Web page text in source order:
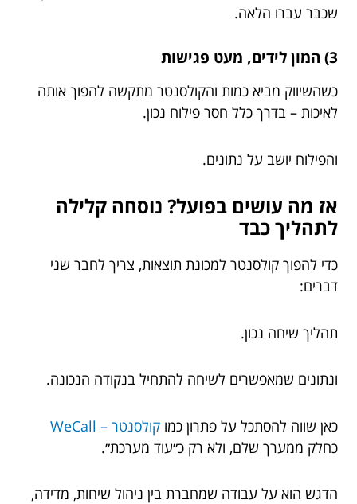
שכבר עברו הלאה.
3) המון לידים, מעט פגישות
כשהשיווק מביא כמות והקולסנטר מתקשה להפוך אותה
לאיכות – בדרך כלל חסר פילוח נכון.
והפילוח יושב על נתונים.
אז מה עושים בפועל? נוסחה קלילה
לתהליך כבד
כדי להפוך קולסנטר למכונת תוצאות, צריך לחבר שני
דברים:
תהליך שיחה נכון.
ונתונים שמאפשרים לשיחה להתחיל בנקודה הנכונה.
כאן שווה להסתכל על פתרון כמו קולסנטר – WeCall
כחלק ממערך שלם, ולא רק כ״עוד מערכת״.
הדגש הוא על עבודה שמחברת בין ניהול שיחות, מדידה,